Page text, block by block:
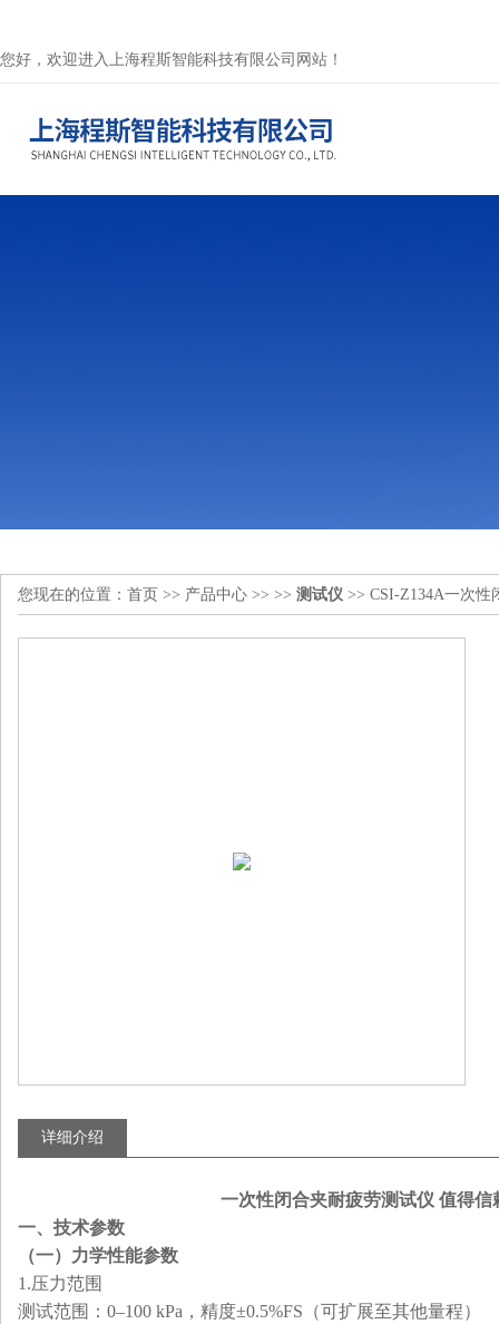
您好，欢迎进入上海程斯智能科技有限公司网站！
您现在的位置： 首页 >> 产品中心 >> >> 测试仪 >> CSI-Z134A一次性
详细介绍
一次性闭合夹耐疲劳测试仪 值得信
一、 技术参数
（一） 力学性能参数
1.‌压力范围‌
‌测试范围‌：0–100 kPa，精度±0.5%FS（可扩展至其他量程）